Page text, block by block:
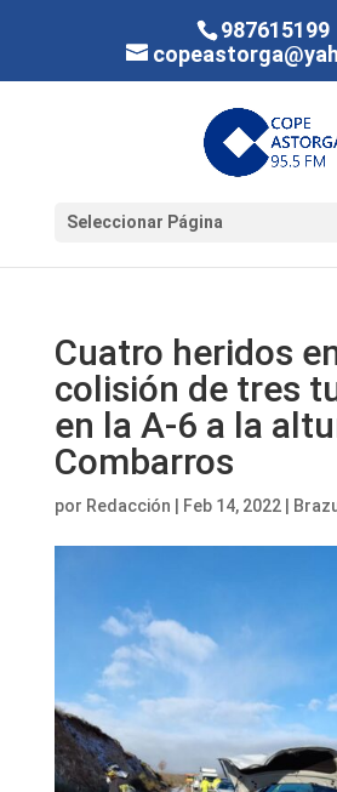
987615199
Seleccionar Página
Cuatro heridos
colisión de tres
en la A-6 a la
Combarros
por Redacción Feb 14, 2022|